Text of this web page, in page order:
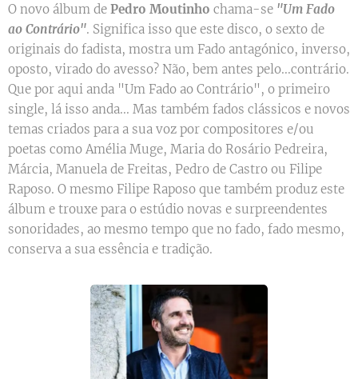
O novo álbum de Pedro Moutinho chama-se "Um Fado
ao Contrário". Significa isso que este disco, o sexto de
originais do fadista, mostra um Fado antagónico, inverso,
oposto, virado do avesso? Não, bem antes pelo...contrário.
Que por aqui anda "Um Fado ao Contrário", o primeiro
single, lá isso anda... Mas também fados clássicos e novos
temas criados para a sua voz por compositores e/ou
poetas como Amélia Muge, Maria do Rosário Pedreira,
Márcia, Manuela de Freitas, Pedro de Castro ou Filipe
Raposo. O mesmo Filipe Raposo que também produz este
álbum e trouxe para o estúdio novas e surpreendentes
sonoridades, ao mesmo tempo que no fado, fado mesmo,
conserva a sua essência e tradição.